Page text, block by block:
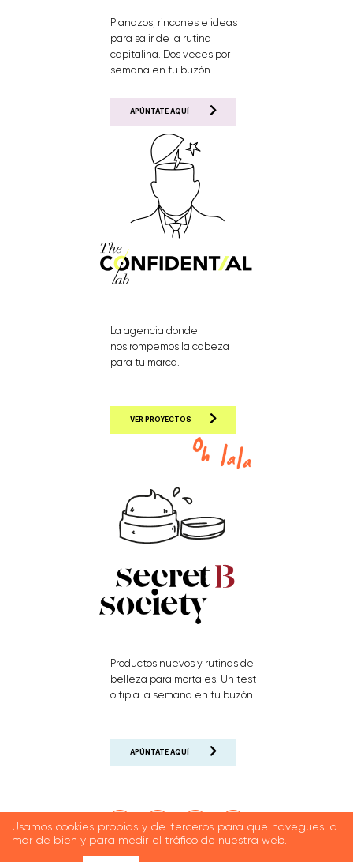
Planazos, rincones e ideas
para salir de la rutina
capitalina. Dos veces por
semana en tu buzón.
APÚNTATE AQUÍ
La agencia donde
nos rompemos la cabeza
para tu marca.
VER PROYECTOS
Productos nuevos y rutinas de
belleza para mortales. Un test
o tip a la semana en tu buzón.
APÚNTATE AQUÍ
Usamos cookies propias y de terceros para que navegues la
mar de bien y para medir el tráfico de nuestra web.